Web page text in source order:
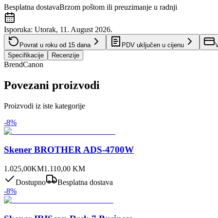
Besplatna dostavaBrzom poštom ili preuzimanje u radnji
Isporuka: Utorak, 11. August 2026.
Povrat u roku od 15 dana PDV uključen u cijenu
Specifikacije
Recenzije
BrendCanon
Povezani proizvodi
Proizvodi iz iste kategorije
-8%
Skener BROTHER ADS-4700W
1.025,00KM1.110,00 KM
Dostupno
Besplatna dostava
-8%